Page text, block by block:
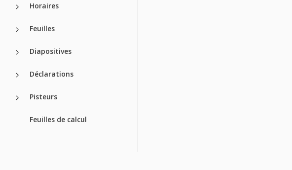
Horaires
Feuilles
Diapositives
Déclarations
Pisteurs
Feuilles de calcul